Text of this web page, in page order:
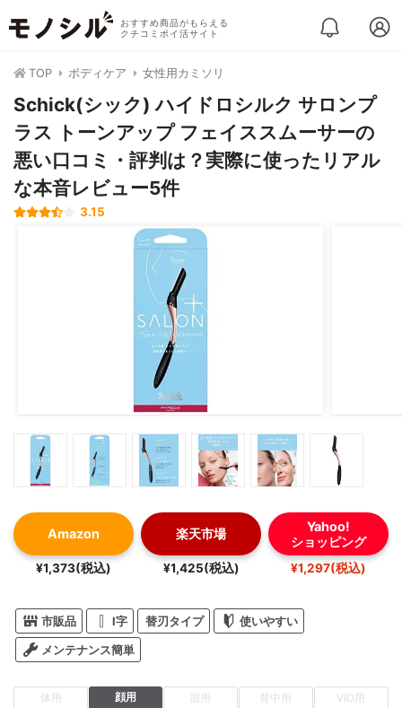
おすすめ商品がもらえる
クチコミポイ活サイト
TOP ボディケア 女性用カミソリ
Schick(シック) ハイドロシルク サロンプ
ラス トーンアップ フェイススムーサーの
悪い口コミ・評判は？実際に使ったリアル
な本音レビュー5件
3.15
Amazon
¥1,373(税込)
楽天市場
¥1,425(税込)
Yahoo!
ショッピング
¥1,297(税込)
市販品 I字 替刃タイプ 使いやすい
メンテナンス簡単
体用 顔用 眉用 背中用 VIO用